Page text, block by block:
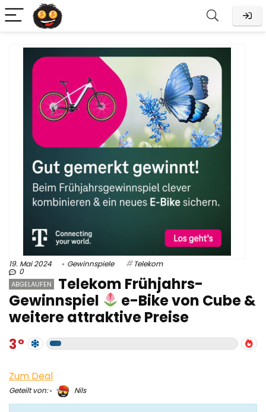
19. Mai 2024 Gewinnspiele Telekom
0
ABGELAUFEN
Telekom Frühjahrs-
Gewinnspiel
e-Bike von Cube &
weitere attraktive Preise
3
Zum Deal
Geteilt von: Nils